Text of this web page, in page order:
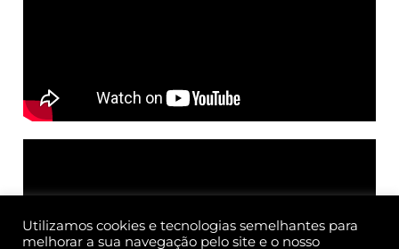
Utilizamos cookies e tecnologias semelhantes para
melhorar a sua navegação pelo site e o nosso